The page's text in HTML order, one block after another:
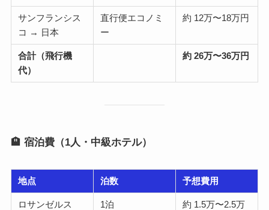
サンフランシス
コ → 日本
直行便エコノミ
ー
約 12万〜18万円
合計（飛行機
代）
約 26万〜36万円
🏨 宿泊費（1人・中級ホテル）
地点 泊数 予想費用
ロサンゼルス 1泊
約 1.5万〜2.5万